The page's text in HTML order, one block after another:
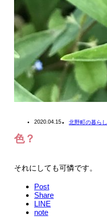
2020.04.15 北野町の暮らし
色？
それにしても可憐です。
Post
Share
LINE
note